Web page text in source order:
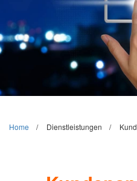
Home Dienstleistungen